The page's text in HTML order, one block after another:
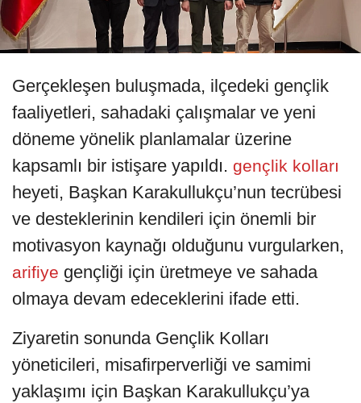
Gerçekleşen buluşmada, ilçedeki gençlik
faaliyetleri, sahadaki çalışmalar ve yeni
döneme yönelik planlamalar üzerine
kapsamlı bir istişare yapıldı. gençlik kolları
heyeti, Başkan Karakullukçu’nun tecrübesi
ve desteklerinin kendileri için önemli bir
motivasyon kaynağı olduğunu vurgularken,
arifiye gençliği için üretmeye ve sahada
olmaya devam edeceklerini ifade etti.
Ziyaretin sonunda Gençlik Kolları
yöneticileri, misafirperverliği ve samimi
yaklaşımı için Başkan Karakullukçu’ya